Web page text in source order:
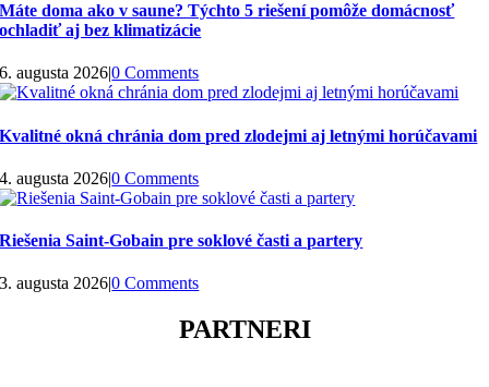
Máte doma ako v saune? Týchto 5 riešení pomôže domácnosť
ochladiť aj bez klimatizácie
6. augusta 2026|0 Comments
Kvalitné okná chránia dom pred zlodejmi aj letnými horúčavami
4. augusta 2026|0 Comments
Riešenia Saint-Gobain pre soklové časti a partery
3. augusta 2026|0 Comments
PARTNERI